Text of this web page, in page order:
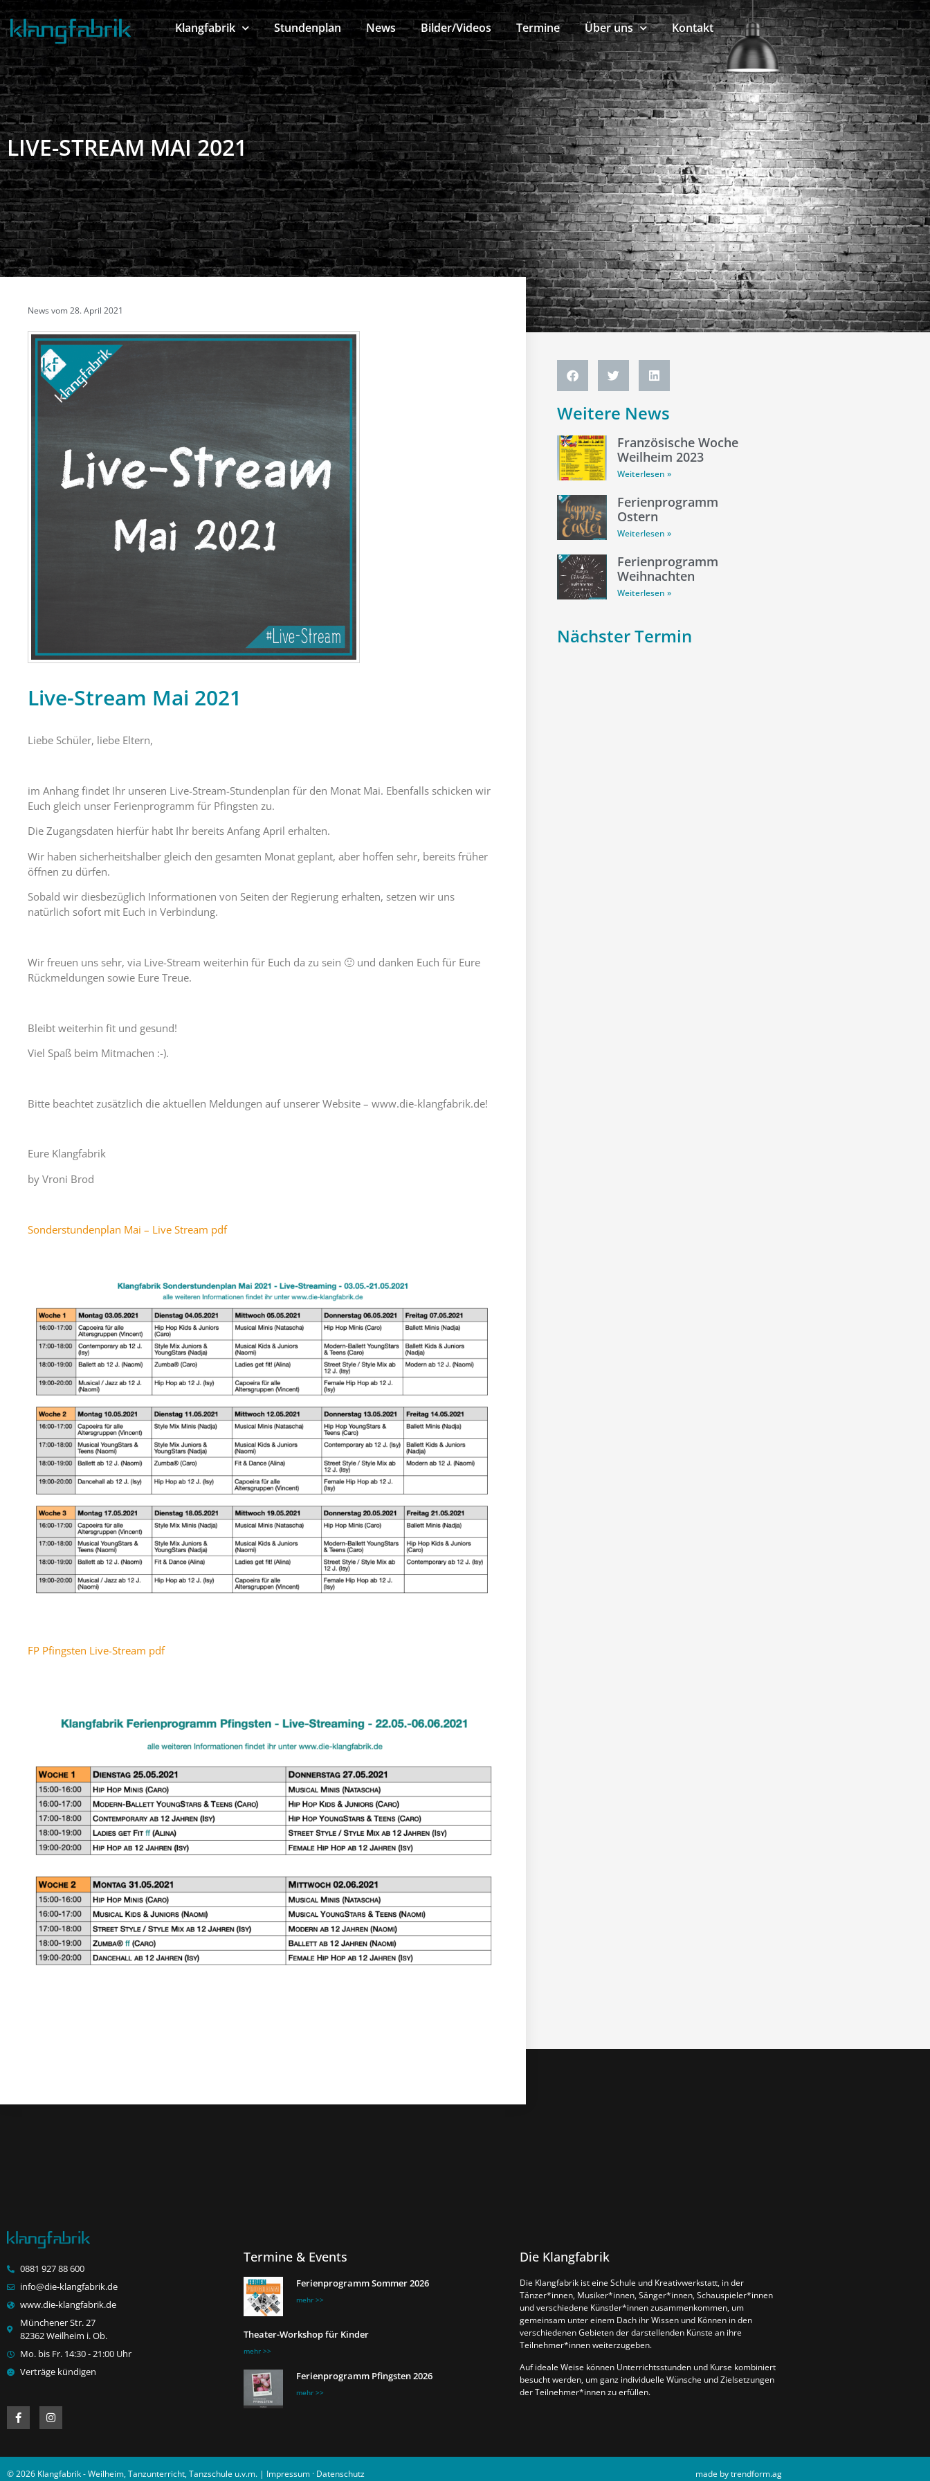
Klangfabrik Stundenplan News Bilder/Videos Termine Über uns Kontakt
LIVE-STREAM MAI 2021
News vom28. April 2021
Live-Stream Mai 2021
Liebe Schüler, liebe Eltern,
im Anhang findet Ihr unseren Live-Stream-Stundenplan für den Monat Mai. Ebenfalls schicken wir
Euch gleich unser Ferienprogramm für Pfingsten zu.
Die Zugangsdaten hierfür habt Ihr bereits Anfang April erhalten.
Wir haben sicherheitshalber gleich den gesamten Monat geplant, aber hoffen sehr, bereits früher
öffnen zu dürfen.
Sobald wir diesbezüglich Informationen von Seiten der Regierung erhalten, setzen wir uns
natürlich sofort mit Euch in Verbindung.
Wir freuen uns sehr, via Live-Stream weiterhin für Euch da zu sein 🙂 und danken Euch für Eure
Rückmeldungen sowie Eure Treue.
Bleibt weiterhin fit und gesund!
Viel Spaß beim Mitmachen :-).
Bitte beachtet zusätzlich die aktuellen Meldungen auf unserer Website – www.die-klangfabrik.de!
Eure Klangfabrik
by Vroni Brod
Sonderstundenplan Mai – Live Stream pdf
FP Pfingsten Live-Stream pdf
Weitere News
Französische Woche
Weilheim 2023
Weiterlesen »
Ferienprogramm
Ostern
Weiterlesen »
Ferienprogramm
Weihnachten
Weiterlesen »
Nächster Termin
0881 927 88 600
info@die-klangfabrik.de
www.die-klangfabrik.de
Münchener Str. 27
82362 Weilheim i. Ob.
Mo. bis Fr. 14:30 - 21:00 Uhr
Verträge kündigen
Termine & Events
Ferienprogramm Sommer 2026
mehr >>
Theater-Workshop für Kinder
mehr >>
Ferienprogramm Pfingsten 2026
mehr >>
Die Klangfabrik
Die Klangfabrik ist eine Schule und Kreativwerkstatt, in der
Tänzer*innen, Musiker*innen, Sänger*innen, Schauspieler*innen
und verschiedene Künstler*innen zusammenkommen, um
gemeinsam unter einem Dach ihr Wissen und Können in den
verschiedenen Gebieten der darstellenden Künste an ihre
Teilnehmer*innen weiterzugeben.
Auf ideale Weise können Unterrichtsstunden und Kurse kombiniert
besucht werden, um ganz individuelle Wünsche und Zielsetzungen
der Teilnehmer*innen zu erfüllen.
© 2026 Klangfabrik - Weilheim, Tanzunterricht, Tanzschule u.v.m. | Impressum · Datenschutz made by trendform.ag